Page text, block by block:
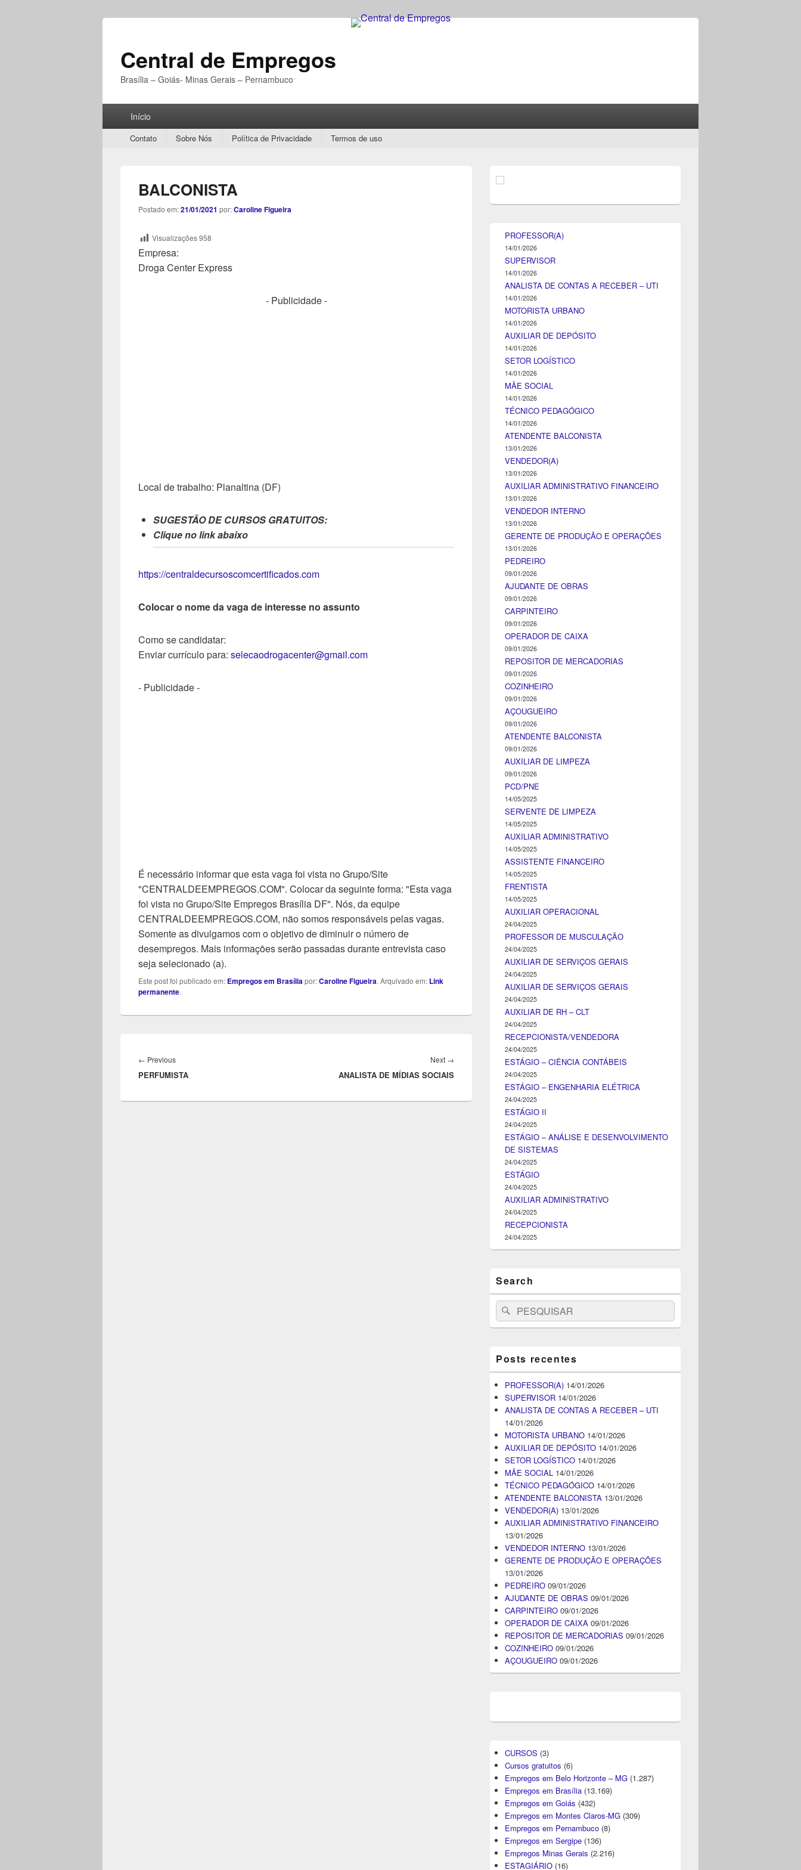
Central de Empregos
Brasília – Goiás- Minas Gerais – Pernambuco
PrincipalInício
Secondary
Contato Sobre Nós Política de Privacidade Termos de uso
BALCONISTA
Postado em:21/01/2021 por:Caroline Figueira
Visualizações958
Empresa:
Droga Center Express
- Publicidade -
Local de trabalho: Planaltina (DF)
SUGESTÃO DE CURSOS GRATUITOS:
Clique no link abaixo
https://centraldecursoscomcertificados.com
Colocar o nome da vaga de interesse no assunto
Como se candidatar:
Enviar currículo para: selecaodrogacenter@gmail.com
- Publicidade -
É necessário informar que esta vaga foi vista no Grupo/Site
"CENTRALDEEMPREGOS.COM". Colocar da seguinte forma: "Esta vaga
foi vista no Grupo/Site Empregos Brasília DF". Nós, da equipe
CENTRALDEEMPREGOS.COM, não somos responsáveis pelas vagas.
Somente as divulgamos com o objetivo de diminuir o número de
desempregos. Mais informações serão passadas durante entrevista caso
seja selecionado (a).
Este post foi publicado em: Empregos em Brasíliapor:Caroline Figueira. Arquivado em: Link
permanente.
de
Post
← PreviousPrevious
post:
PERFUMISTA
Next →
post:
ANALISTA DE MÍDIAS SOCIAIS
da
lateral
PROFESSOR(A)
14/01/2026
SUPERVISOR
14/01/2026
ANALISTA DE CONTAS A RECEBER – UTI
14/01/2026
MOTORISTA URBANO
14/01/2026
AUXILIAR DE DEPÓSITO
14/01/2026
SETOR LOGÍSTICO
14/01/2026
MÃE SOCIAL
14/01/2026
TÉCNICO PEDAGÓGICO
14/01/2026
ATENDENTE BALCONISTA
13/01/2026
VENDEDOR(A)
13/01/2026
AUXILIAR ADMINISTRATIVO FINANCEIRO
13/01/2026
VENDEDOR INTERNO
13/01/2026
GERENTE DE PRODUÇÃO E OPERAÇÕES
13/01/2026
PEDREIRO
09/01/2026
AJUDANTE DE OBRAS
09/01/2026
CARPINTEIRO
09/01/2026
OPERADOR DE CAIXA
09/01/2026
REPOSITOR DE MERCADORIAS
09/01/2026
COZINHEIRO
09/01/2026
AÇOUGUEIRO
09/01/2026
ATENDENTE BALCONISTA
09/01/2026
AUXILIAR DE LIMPEZA
09/01/2026
PCD/PNE
14/05/2025
SERVENTE DE LIMPEZA
14/05/2025
AUXILIAR ADMINISTRATIVO
14/05/2025
ASSISTENTE FINANCEIRO
14/05/2025
FRENTISTA
14/05/2025
AUXILIAR OPERACIONAL
24/04/2025
PROFESSOR DE MUSCULAÇÃO
24/04/2025
AUXILIAR DE SERVIÇOS GERAIS
24/04/2025
AUXILIAR DE SERVIÇOS GERAIS
24/04/2025
AUXILIAR DE RH – CLT
24/04/2025
RECEPCIONISTA/VENDEDORA
24/04/2025
ESTÁGIO – CIÊNCIA CONTÁBEIS
24/04/2025
ESTÁGIO – ENGENHARIA ELÉTRICA
24/04/2025
ESTÁGIO II
24/04/2025
ESTÁGIO – ANÁLISE E DESENVOLVIMENTO
DE SISTEMAS
24/04/2025
ESTÁGIO
24/04/2025
AUXILIAR ADMINISTRATIVO
24/04/2025
RECEPCIONISTA
24/04/2025
Search
Search
for:
Pesquisar
Posts recentes
PROFESSOR(A) 14/01/2026
SUPERVISOR 14/01/2026
ANALISTA DE CONTAS A RECEBER – UTI
14/01/2026
MOTORISTA URBANO 14/01/2026
AUXILIAR DE DEPÓSITO 14/01/2026
SETOR LOGÍSTICO 14/01/2026
MÃE SOCIAL 14/01/2026
TÉCNICO PEDAGÓGICO 14/01/2026
ATENDENTE BALCONISTA 13/01/2026
VENDEDOR(A) 13/01/2026
AUXILIAR ADMINISTRATIVO FINANCEIRO
13/01/2026
VENDEDOR INTERNO 13/01/2026
GERENTE DE PRODUÇÃO E OPERAÇÕES
13/01/2026
PEDREIRO 09/01/2026
AJUDANTE DE OBRAS 09/01/2026
CARPINTEIRO 09/01/2026
OPERADOR DE CAIXA 09/01/2026
REPOSITOR DE MERCADORIAS 09/01/2026
COZINHEIRO 09/01/2026
AÇOUGUEIRO 09/01/2026
CURSOS (3)
Cursos gratuitos (6)
Empregos em Belo Horizonte – MG (1.287)
Empregos em Brasília (13.169)
Empregos em Goiás (432)
Empregos em Montes Claros-MG (309)
Empregos em Pernambuco (8)
Empregos em Sergipe (136)
Empregos Minas Gerais (2.216)
ESTAGIÁRIO (16)